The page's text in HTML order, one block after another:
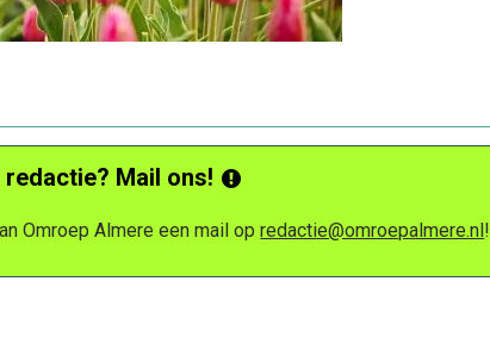
Mail ons!
Omroep Almere een mail opredactie@omroepalmere.nl!